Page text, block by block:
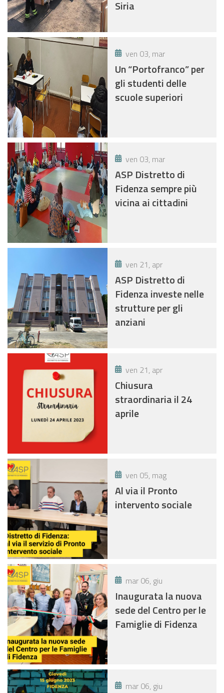
PAGAMENTO DELLE
Siria
ven 03, mar
Un “Portofranco” per
gli studenti delle
scuole superiori
ven 03, mar
ASP Distretto di
Fidenza sempre più
vicina ai cittadini
ven 21, apr
ASP Distretto di
Fidenza investe nelle
strutture per gli
anziani
ven 21, apr
Chiusura
straordinaria il 24
aprile
ven 05, mag
Al via il Pronto
intervento sociale
mar 06, giu
Inaugurata la nuova
sede del Centro per le
Famiglie di Fidenza
mar 06, giu